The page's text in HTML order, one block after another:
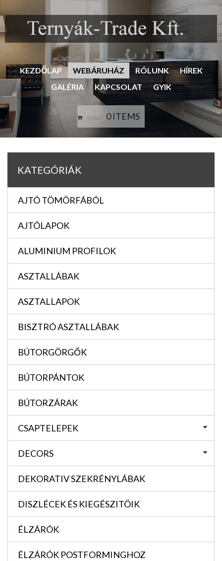
KEZDŐLAP WEBÁRUHÁZ RÓLUNK
HÍREK
GALÉRIA
KAPCSOLAT GYIK
Kosár: 0 ITEMS
KATEGÓRIÁK
AJTÓ TÖMÖRFÁBÓL
AJTÓLAPOK
ALUMINIUM PROFILOK
ASZTALLÁBAK
ASZTALLAPOK
BISZTRÓ ASZTALLÁBAK
BÚTORGÖRGŐK
BÚTORPÁNTOK
BÚTORZÁRAK
CSAPTELEPEK
DECORS
DEKORATIV SZEKRÉNYLÁBAK
DISZLÉCEK ÉS KIEGÉSZITÖIK
ÉLZÁRÓK
ÉLZÁRÓK POSTFORMINGHOZ